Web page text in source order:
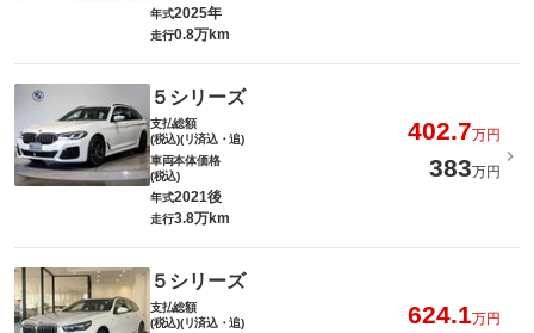
年式2025年
走行0.8万km
５シリーズ
支払総額
(税込)(リ済込・追)
402.7万円
車両本体価格
(税込)
383万円
年式2021後
走行3.8万km
５シリーズ
支払総額
(税込)(リ済込・追)
624.1万円